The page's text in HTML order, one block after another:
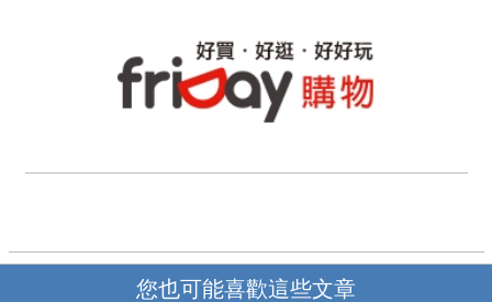
您也可能喜歡這些文章